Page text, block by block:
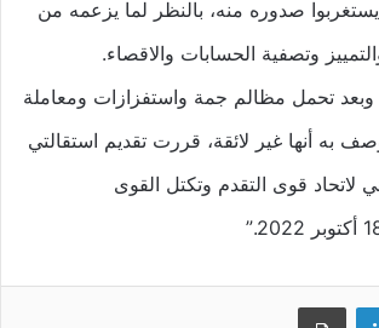
صدوره منه، بالنظر لما يزعمه من
وتصفية الحسابات والاقصاء.
وبعد تحمل مظالم جمة واستفزازات ومعاملة
به أنها غير لائقة، قررت تقديم استقالتي
لاتحاد قوى التقدم وتكتل القوى
لينكدإن طباعة